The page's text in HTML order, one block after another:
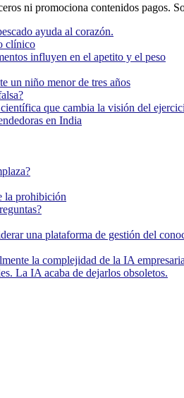
ni promociona contenidos pagos.
ayuda al corazón.
clínico
influyen en el apetito y el peso
un niño menor de tres años
que cambia la visión del
en India
la prohibición
una plataforma de gestión del
la complejidad de la IA
La IA acaba de dejarlos obsoletos.